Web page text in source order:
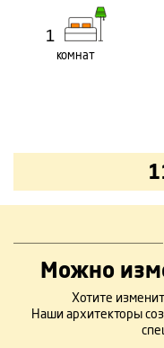
1
комнат
Можно
Хотите
Наши архитекторы